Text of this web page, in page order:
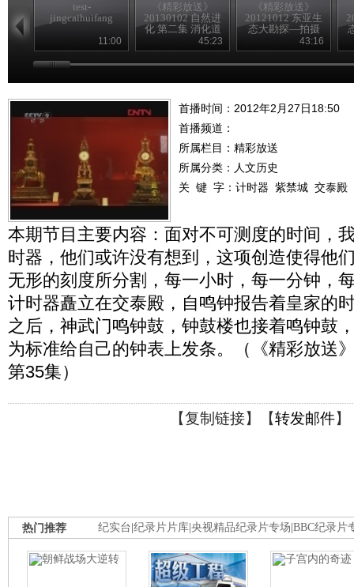
test-
jingcaihuifang
11:00
《精彩放送》
20130102 自然进
化 第二集 消化道
45:23
《精彩放送》
20121012 东亚生
态大勘探—拍摄
43:16
首播时间：2012年2月27日18:50
首播频道：
所属栏目： 精彩放送
所属分类：人文历史
关 键 字： 计时器 紫禁城 交泰殿
本期节目主要内容：面对不可测度的时间，
时器，他们或许没有想到，这项创造使得他
无形的刻度所分割，每一小时，每一分钟，
计时器矗立在交泰殿，自鸣钟报告着皇家的
之后，神武门鸣钟鼓，钟鼓楼也接着鸣钟鼓
为标准给自己的钟表上发条。（《精彩放送
第35集）
【复制链接】【转发邮件】
纪实台 纪录片片库 央视精品纪录片专场 BBC纪录片
热门推荐